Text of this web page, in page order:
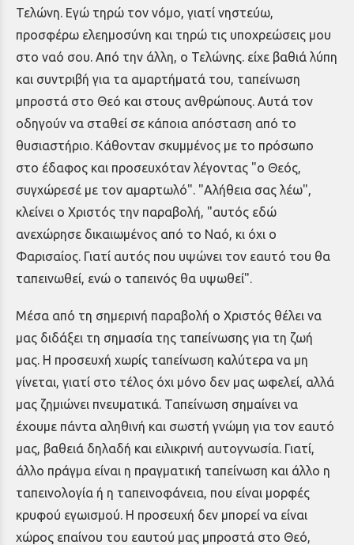
Τελώνη. Εγώ τηρώ τον νόμο, γιατί νηστεύω,
προσφέρω ελεημοσύνη και τηρώ τις υποχρεώσεις μου
στο ναό σου. Από την άλλη, ο Τελώνης. είχε βαθιά λύπη
και συντριβή για τα αμαρτήματά του, ταπείνωση
μπροστά στο Θεό και στους ανθρώπους. Αυτά τον
οδηγούν να σταθεί σε κάποια απόσταση από το
θυσιαστήριο. Κάθονταν σκυμμένος με το πρόσωπο
στο έδαφος και προσευχόταν λέγοντας "ο Θεός,
συγχώρεσέ με τον αμαρτωλό". "Αλήθεια σας λέω",
κλείνει ο Χριστός την παραβολή, "αυτός εδώ
ανεχώρησε δικαιωμένος από το Ναό, κι όχι ο
Φαρισαίος. Γιατί αυτός που υψώνει τον εαυτό του θα
ταπεινωθεί, ενώ ο ταπεινός θα υψωθεί".
Μέσα από τη σημερινή παραβολή ο Χριστός θέλει να
μας διδάξει τη σημασία της ταπείνωσης για τη ζωή
μας. Η προσευχή χωρίς ταπείνωση καλύτερα να μη
γίνεται, γιατί στο τέλος όχι μόνο δεν μας ωφελεί, αλλά
μας ζημιώνει πνευματικά. Ταπείνωση σημαίνει να
έχουμε πάντα αληθινή και σωστή γνώμη για τον εαυτό
μας, βαθειά δηλαδή και ειλικρινή αυτογνωσία. Γιατί,
άλλο πράγμα είναι η πραγματική ταπείνωση και άλλο η
ταπεινολογία ή η ταπεινοφάνεια, που είναι μορφές
κρυφού εγωισμού. Η προσευχή δεν μπορεί να είναι
χώρος επαίνου του εαυτού μας μπροστά στο Θεό,